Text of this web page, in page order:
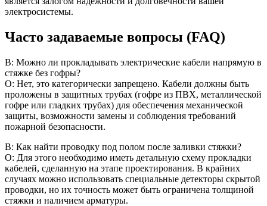
электросистемы.
Часто задаваемые вопросы (FAQ)
В: Можно ли прокладывать электрические кабели напрямую в
стяжке без гофры?
О: Нет, это категорически запрещено. Кабели должны быть
проложены в защитных трубах (гофре из ПВХ, металлической
гофре или гладких трубах) для обеспечения механической
защиты, возможности замены и соблюдения требований
пожарной безопасности.
В: Как найти проводку под полом после заливки стяжки?
О: Для этого необходимо иметь детальную схему прокладки
кабелей, сделанную на этапе проектирования. В крайних
случаях можно использовать специальные детекторы скрытой
проводки, но их точность может быть ограничена толщиной
стяжки и наличием арматуры.